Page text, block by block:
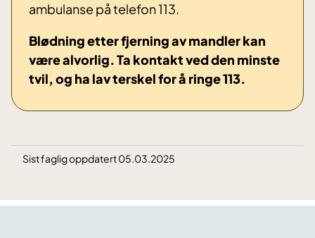
ambulanse på telefon 113.
Blødning etter fjerning av mandler kan
være alvorlig. Ta kontakt ved den minste
tvil, og ha lav terskel for å ringe 113.
Sist faglig oppdatert 05.03.2025